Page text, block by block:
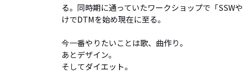
る。同時期に通っていたワークショップで「SSW
けでDTMを始め現在に至る。
今一番やりたいことは歌、曲作り。
あとデザイン。
そしてダイエット。